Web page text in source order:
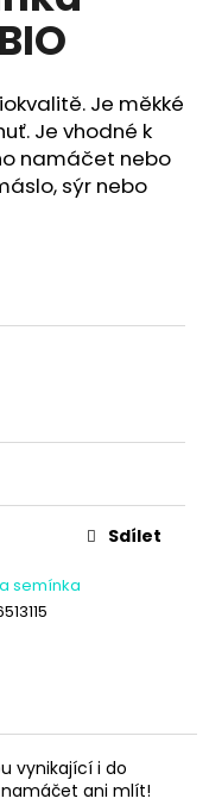
Je měkké
Je vhodné k
namáčet nebo
sýr nebo
semínka
Sdílet
vynikající i do
ani mlít!